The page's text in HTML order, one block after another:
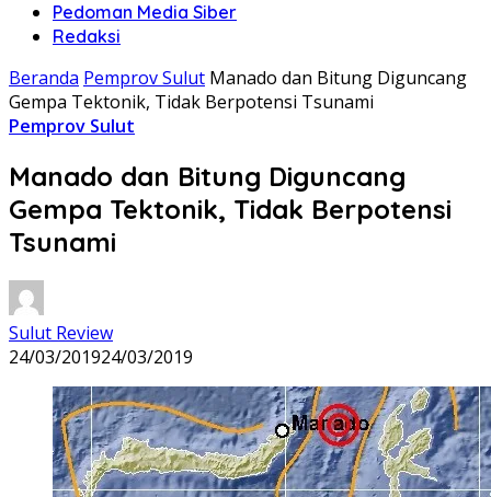
Pedoman Media Siber
Redaksi
Beranda Pemprov Sulut Manado dan Bitung Diguncang
Gempa Tektonik, Tidak Berpotensi Tsunami
Pemprov Sulut
Manado dan Bitung Diguncang
Gempa Tektonik, Tidak Berpotensi
Tsunami
Sulut Review
24/03/201924/03/2019